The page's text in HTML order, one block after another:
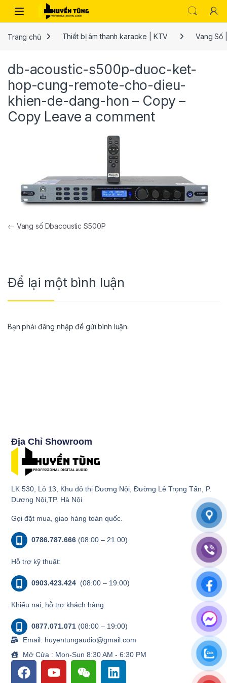
Trang chủ Thiết bị âm thanh karaoke | KTV Vang Số
db-acoustic-s500p-duoc-ket-
hop-cung-remote-cho-dieu-
khien-de-dang-hon – Copy –
Copy Leave a comment
← Vang số Dbacoustic S500P
Để lại một bình luận
Bạn phải đăng nhập để gửi bình luận.
Địa Chỉ Showroom
LK 530, Lô 13, Khu đô thị Dương Nội, Đường Lê Trọng Tấn, P.
Dương Nội,TP. Hà Nội
Gọi đặt mua, giao hàng toàn quốc.
0786.787.666 (08:00 – 21:00)
Hỗ trợ kỹ thuật:
0903.423.424 (08:00 – 19:00)
Khiếu nại, hỗ trợ khách hàng:
0877.071.071 (08:00 – 19:00)
Email: huyentungaudio@gmail.com
Mở Cửa : Mon-Sun 8:30 AM - 6:30 PM